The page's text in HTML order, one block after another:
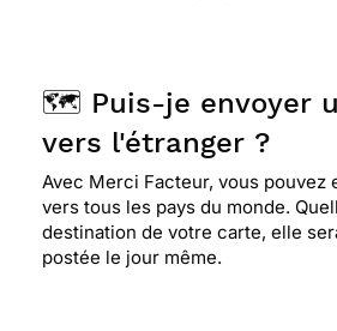
🗺️ Puis-je envoyer
vers l'étranger ?
Avec Merci Facteur, vous pouvez
vers tous les pays du monde.
destination de votre carte, elle
postée le jour même.